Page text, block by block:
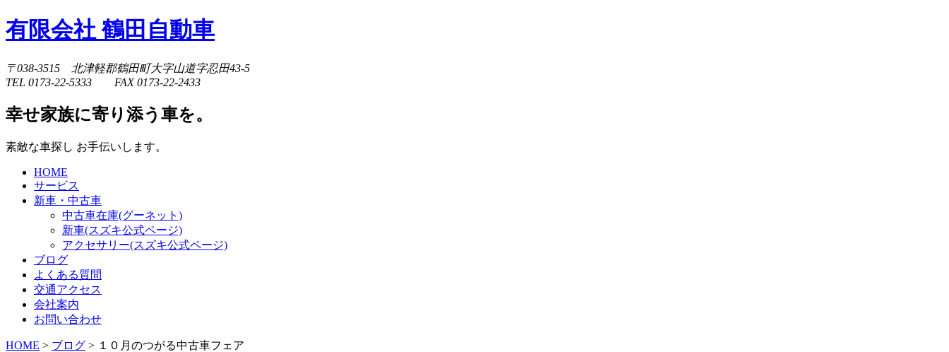
有限会社 鶴田自動車
〒038-3515 北津軽郡鶴田町大字山道字忍田43-5
TEL 0173-22-5333 FAX 0173-22-2433
幸せ家族に寄り添う車を。
素敵な車探し お手伝いします。
HOME
サービス
新車・中古車
中古車在庫(グーネット)
新車(スズキ公式ページ)
アクセサリー(スズキ公式ページ)
ブログ
よくある質問
交通アクセス
会社案内
お問い合わせ
HOME > ブログ > １０月のつがる中古車フェア